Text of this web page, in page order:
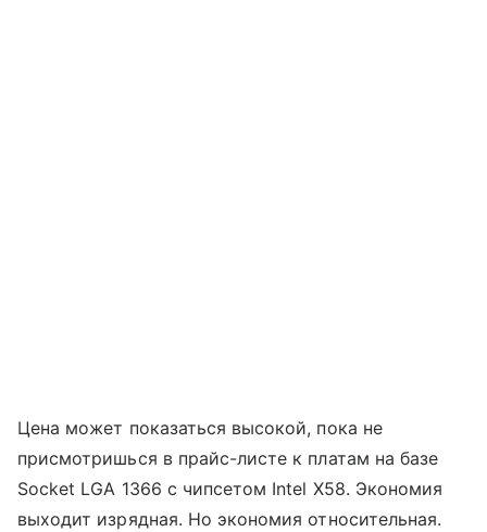
Цена может показаться высокой, пока не
присмотришься в прайс-листе к платам на базе
Socket LGA 1366 с чипсетом Intel X58. Экономия
выходит изрядная. Но экономия относительная.